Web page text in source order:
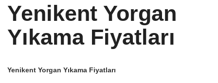
Yenikent Yorgan
Yıkama Fiyatları
Yenikent Yorgan Yıkama Fiyatları